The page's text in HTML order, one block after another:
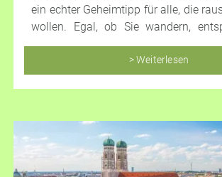
ein echter Geheimtipp für alle, die
wollen. Egal, ob Sie wandern,
einfach die Aussicht genießen
es jede Menge zu entdecken.
> Weiterlesen